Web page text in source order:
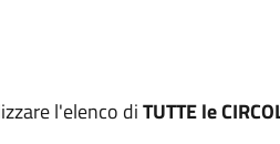
l'elenco diTUTTE le